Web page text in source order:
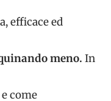
efficace ed
meno. In
come